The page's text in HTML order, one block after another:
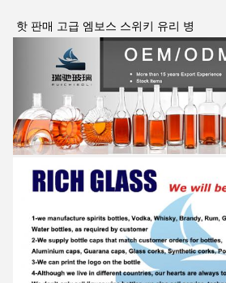
핫 판매 고급 엠보스 스위키 유리 병